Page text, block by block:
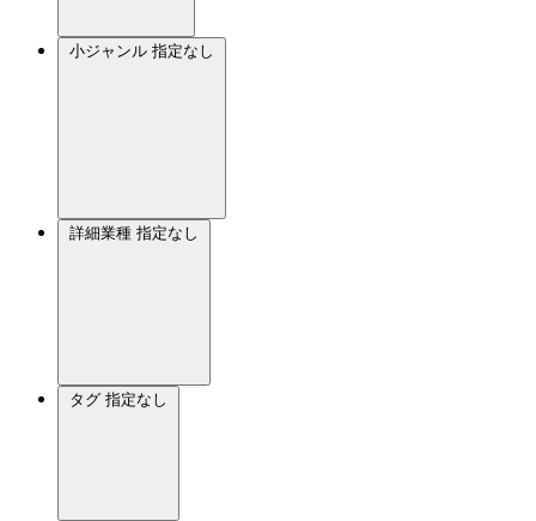
小ジャンル 指定なし
詳細業種 指定なし
タグ 指定なし